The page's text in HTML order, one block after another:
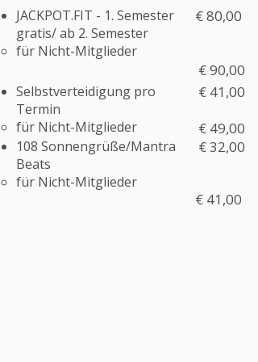
€ 80,00
JACKPOT.FIT - 1. Semester
gratis/ ab 2. Semester
für Nicht-Mitglieder​
€ 90,00
Selbstverteidigung pro
Termin
für Nicht-Mitglieder​
€ 41,00
€ 49,00
108 Sonnengrüße/Mantra
Beats
für Nicht-Mitglieder​
€ 32,00
€ 41,00